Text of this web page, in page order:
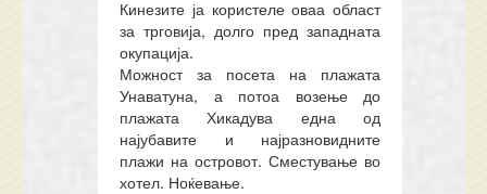
Кинезите ја користеле оваа област
за трговија, долго пред западната
окупација.
Можност за посета на плажата
Унаватуна, а потоа возење до
плажата Хикадува една од
најубавите и најразновидните
плажи на островот. Сместување во
хотел. Ноќевање.